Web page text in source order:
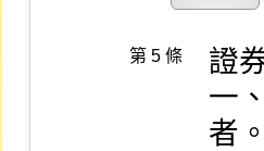
第 5 條
證
一
者。